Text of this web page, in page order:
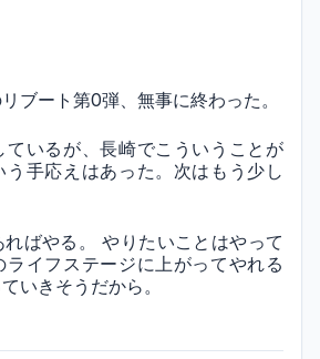
ブート第0弾、無事に終わった。
ているが、長崎でこういうことが
う手応えはあった。次はもう少し
ばやる。 やりたいことはやって
ライフステージに上がってやれる
いきそうだから。